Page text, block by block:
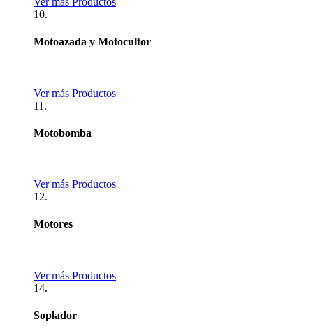
10.
Motoazada y Motocultor
Ver más Productos
11.
Motobomba
Ver más Productos
12.
Motores
Ver más Productos
14.
Soplador